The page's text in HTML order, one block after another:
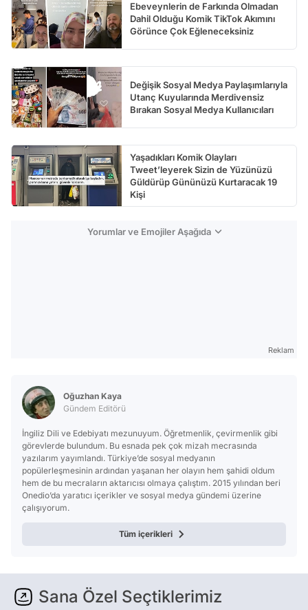
Ebeveynlerin de Farkında Olmadan
Dahil Olduğu Komik TikTok Akımını
Görünce Çok Eğleneceksiniz
Değişik Sosyal Medya Paylaşımlarıyla
Utanç Kuyularında Merdivensiz
Bırakan Sosyal Medya Kullanıcıları
Yaşadıkları Komik Olayları
Tweet’leyerek Sizin de Yüzünüzü
Güldürüp Gününüzü Kurtaracak 19
Kişi
Yorumlar ve Emojiler Aşağıda
Reklam
Oğuzhan Kaya
Gündem Editörü
İngiliz Dili ve Edebiyatı mezunuyum. Öğretmenlik, çevirmenlik gibi
görevlerde bulundum. Bu esnada pek çok mizah mecrasında
yazılarım yayımlandı. Türkiye’de sosyal medyanın
popülerleşmesinin ardından yaşanan her olayın hem şahidi oldum
hem de bu mecraların aktarıcısı olmaya çalıştım. 2015 yılından beri
Onedio’da yaratıcı içerikler ve sosyal medya gündemi üzerine
çalışıyorum.
Tüm içerikleri
Sana Özel Seçtiklerimiz